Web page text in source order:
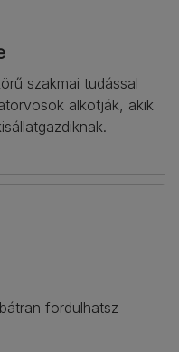
szakmai tudással
alkotják, akik
fordulhatsz